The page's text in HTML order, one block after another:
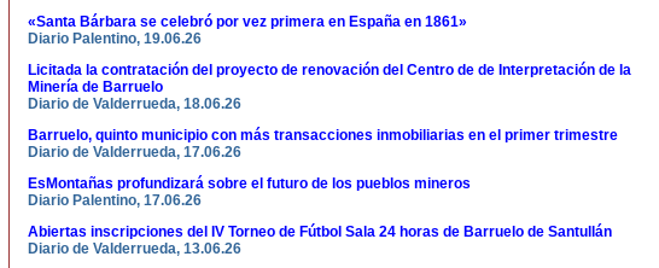
«Santa Bárbara se celebró por vez primera en España en 1861»
Diario Palentino, 19.06.26
Licitada la contratación del proyecto de renovación del Centro de de Interpretación de la
Minería de Barruelo
Diario de Valderrueda, 18.06.26
Barruelo, quinto municipio con más transacciones inmobiliarias en el primer trimestre
Diario de Valderrueda, 17.06.26
EsMontañas profundizará sobre el futuro de los pueblos mineros
Diario Palentino, 17.06.26
Abiertas inscripciones del IV Torneo de Fútbol Sala 24 horas de Barruelo de Santullán
Diario de Valderrueda, 13.06.26